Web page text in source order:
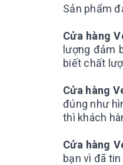
Sản phẩm
Cửa hàng
lượng đảm
biết chất
Cửa hàng
đúng như
thì khách
Cửa hàng
bạn vì đã